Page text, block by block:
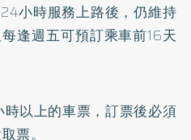
小時服務上路後，仍維持
逢週五可預訂乘車前16天
以上的車票，訂票後必須
票。